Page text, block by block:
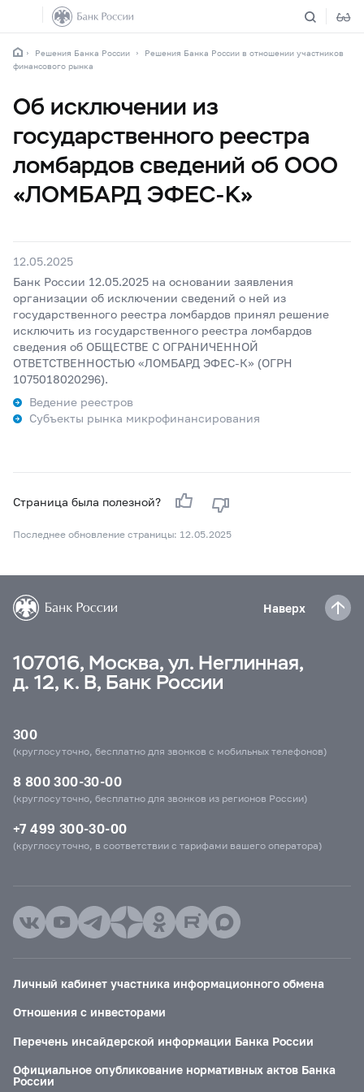
Решения Банка России
Решения Банка России в отношении участников
финансового рынка
Об исключении из
государственного реестра
ломбардов сведений об ООО
«ЛОМБАРД ЭФЕС-К»
12.05.2025
Банк России 12.05.2025 на основании заявления
организации об исключении сведений о ней из
государственного реестра ломбардов принял решение
исключить из государственного реестра ломбардов
сведения об ОБЩЕСТВЕ С ОГРАНИЧЕННОЙ
ОТВЕТСТВЕННОСТЬЮ «ЛОМБАРД ЭФЕС-К» (ОГРН
1075018020296).
Ведение реестров
Субъекты рынка микрофинансирования
Страница была полезной?
Последнее обновление страницы: 12.05.2025
Наверх
107016, Москва, ул. Неглинная,
д. 12, к. В, Банк России
300
(круглосуточно, бесплатно для звонков с мобильных телефонов)
8 800 300-30-00
(круглосуточно, бесплатно для звонков из регионов России)
+7 499 300-30-00
(круглосуточно, в соответствии с тарифами вашего оператора)
Личный кабинет участника информационного обмена
Отношения с инвесторами
Перечень инсайдерской информации Банка России
Официальное опубликование нормативных актов Банка
России